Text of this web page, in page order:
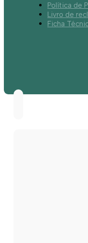
Política de
Livro de
Ficha